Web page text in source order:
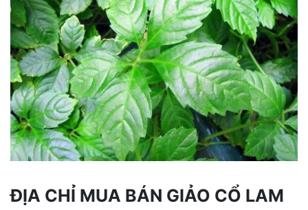
ĐỊA CHỈ MUA BÁN GIẢO CỔ LAM